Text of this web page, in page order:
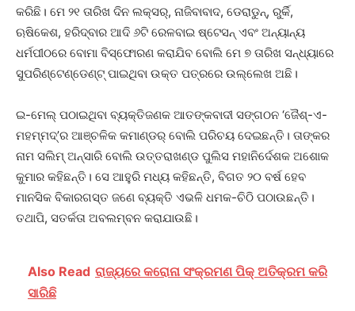
କରିଛି। ମେ ୨୧ ତାରିଖ ଦିନ ଲକ୍ସର୍‌, ନାଜିବାବାଦ, ଡେରାଡୁନ୍‌, ରୁର୍କି,
ଋଷିକେଶ, ହରିଦ୍ବାର ଆଦି ୬ଟି ରେଳବାଇ ଷ୍ଟେସନ୍‌ ଏବଂ ଅନ୍ୟାନ୍ୟ
ଧର୍ମପୀଠରେ ବୋମା ବିସ୍ଫୋରଣ କରାଯିବ ବୋଲି ମେ ୭ ତାରିଖ ସନ୍ଧ୍ୟାରେ
ସୁପରିଣ୍ଟେଣ୍ଡେଣ୍ଟ୍‌ ପାଇଥିବା ଉକ୍ତ ପତ୍ରରେ ଉଲ୍ଲେଖ ଅଛି।
ଇ-ମେଲ୍‌ ପଠାଇଥିବା ବ୍ୟକ୍ତିଜଣକ ଆତଙ୍କବାଦୀ ସଙ୍ଗଠନ ‘ଜୈଶ୍‌-ଏ-
ମହମ୍ମଦ୍‌’ର ଆଞ୍ଚଳିକ କମାଣ୍ଡର୍‌ ବୋଲି ପରିଚୟ ଦେଇଛନ୍ତି। ତାଙ୍କର
ନାମ ସଲିମ୍‌ ଅନ୍‌ସାରି ବୋଲି ଉତ୍ତରାଖଣ୍ଡ ପୁଲିସ ମହାନିର୍ଦେଶକ ଅଶୋକ
କୁମାର କହିଛନ୍ତି। ସେ ଆହୁରି ମଧ୍ୟ କହିଛନ୍ତି, ବିଗତ ୨୦ ବର୍ଷ ହେବ
ମାନସିକ ବିକାରଗସ୍ତ ଜଣେ ବ୍ୟକ୍ତି ଏଭଳି ଧମକ-ଚିଠି ପଠାଉଛନ୍ତି।
ତଥାପି, ସତର୍କତା ଅବଲମ୍ବନ କରାଯାଉଛି।
Also Read ରାଜ୍ୟରେ କରୋନା ସଂକ୍ରମଣ ପିକ୍ ଅତିକ୍ରମ କରି
ସାରିଛି